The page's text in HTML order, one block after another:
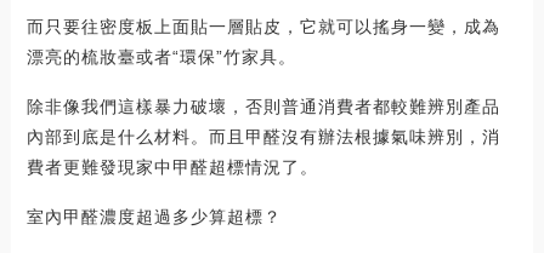
而只要往密度板上面貼一層貼皮，它就可以搖身一變，成為
漂亮的梳妝臺或者“環保”竹家具。
除非像我們這樣暴力破壞，否則普通消費者都較難辨別產品
內部到底是什么材料。而且甲醛沒有辦法根據氣味辨別，消
費者更難發現家中甲醛超標情況了。
室內甲醛濃度超過多少算超標？